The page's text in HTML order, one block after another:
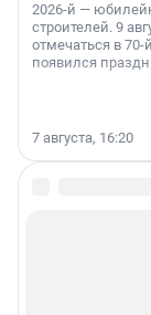
2026-й —
строителей. 9
отмечаться в
появился
7 августа, 16:20